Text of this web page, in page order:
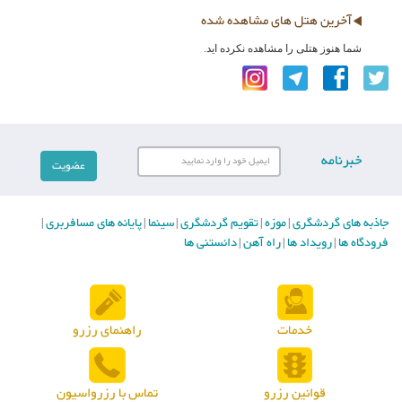
آخرین هتل های مشاهده شده
شما هنوز هتلی را مشاهده نکرده اید.
خبرنامه
جاذبه های گردشگری|موزه|تقویم گردشگری|سینما|پایانه های مسافربری|
فرودگاه ها|رویداد ها|راه آهن|دانستنی ها
خدمات راهنمای رزرو
قوانین رزرو تماس با رزرواسیون